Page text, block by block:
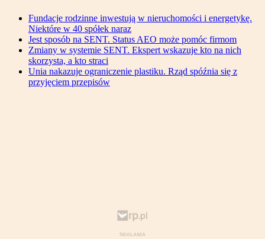
Fundacje rodzinne inwestują w nieruchomości i energetykę.
Niektóre w 40 spółek naraz
Jest sposób na SENT. Status AEO może pomóc firmom
Zmiany w systemie SENT. Ekspert wskazuje kto na nich
skorzysta, a kto straci
Unia nakazuje ograniczenie plastiku. Rząd spóźnia się z
przyjęciem przepisów